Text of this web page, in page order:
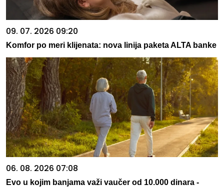
09. 07. 2026 09:20
Komfor po meri klijenata: nova linija paketa ALTA banke
06. 08. 2026 07:08
Evo u kojim banjama važi vaučer od 10.000 dinara -